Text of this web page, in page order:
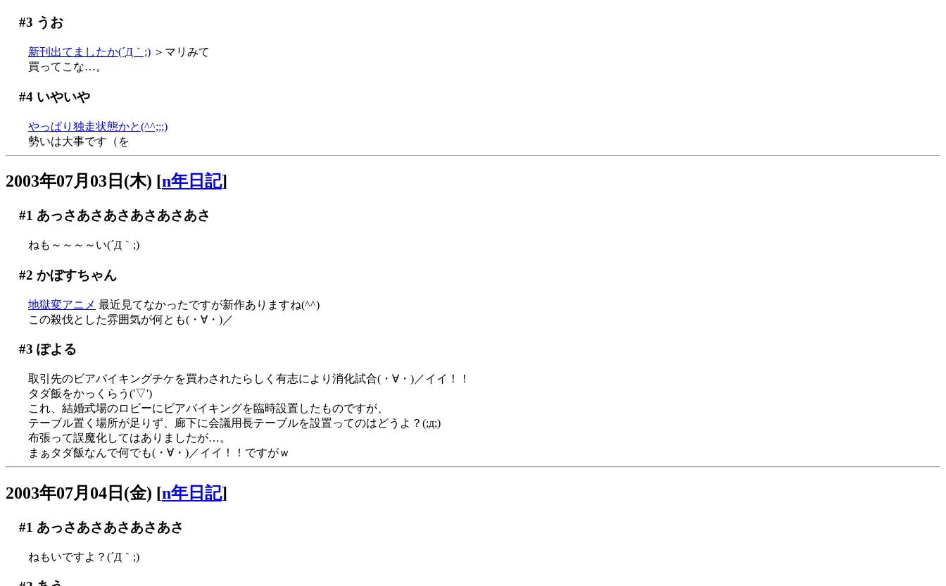
#3 うお
新刊出てましたか(´Д｀;) ＞マリみて
買ってこな…。
#4いやいや
やっぱり独走状態かと(^^;;;)
勢いは大事です（を
2003年07月03日(木) [n年日記]
#1 あっさあさあさあさあさあさ
ねも～～～～い(´Д｀;)
#2 かぼすちゃん
地獄変アニメ 最近見てなかったですが新作ありますね(^^)
この殺伐とした雰囲気が何とも(・∀・)／
#3 ぽよる
取引先のビアバイキングチケを買わされたらしく有志により消化試合(・∀・)／イイ！！
タダ飯をかっくらう('▽')
これ、結婚式場のロビーにビアバイキングを臨時設置したものですが、
テーブル置く場所が足りず、廊下に会議用長テーブルを設置ってのはどうよ？(;д;)
布張って誤魔化してはありましたが…。
まぁタダ飯なんで何でも(・∀・)／イイ！！ですがｗ
2003年07月04日(金) [n年日記]
#1 あっさあさあさあさあさ
ねもいですよ？(´Д｀;)